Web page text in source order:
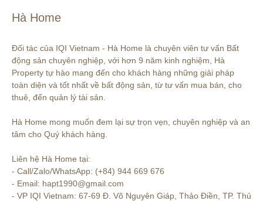
Hà Home
Đối tác của IQI Vietnam - Hà Home là chuyên viên tư vấn Bất
động sản chuyên nghiệp, với hơn 9 năm kinh nghiệm, Hà
Property tự hào mang đến cho khách hàng những giải pháp
toàn diện và tốt nhất về bất động sản, từ tư vấn mua bán, cho
thuê, đến quản lý tài sản.
Hà Home mong muốn đem lại sự trọn vẹn, chuyên nghiệp và an
tâm cho Quý khách hàng.
Liên hệ Hà Home tại:
- Call/Zalo/WhatsApp: (+84) 944 669 676
- Email: hapt1990@gmail.com
- VP IQI Vietnam: 67-69 Đ. Võ Nguyên Giáp, Thảo Điền, TP. Thủ